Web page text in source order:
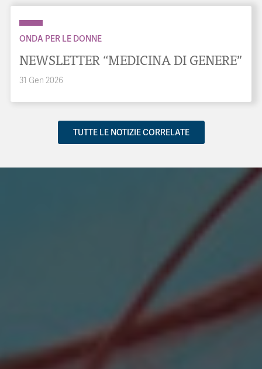
ONDA PER LE DONNE
NEWSLETTER “MEDICINA DI GENERE”
31 Gen 2026
TUTTE LE NOTIZIE CORRELATE